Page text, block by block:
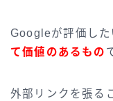
Googleが評価した
て価値のあるもの
外部リンクを張る